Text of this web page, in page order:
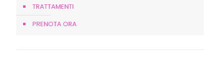
TRATTAMENTI
PRENOTA ORA